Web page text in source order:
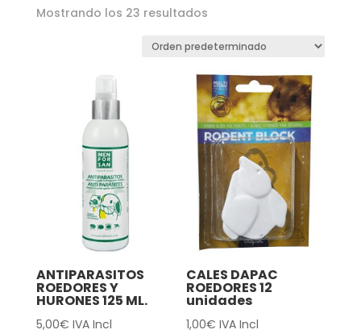
Mostrando los 23 resultados
ANTIPARASITOS
ROEDORES Y
HURONES 125 ML.
5,00€ IVA Incl
CALES DAPAC
ROEDORES 12
unidades
1,00€ IVA Incl